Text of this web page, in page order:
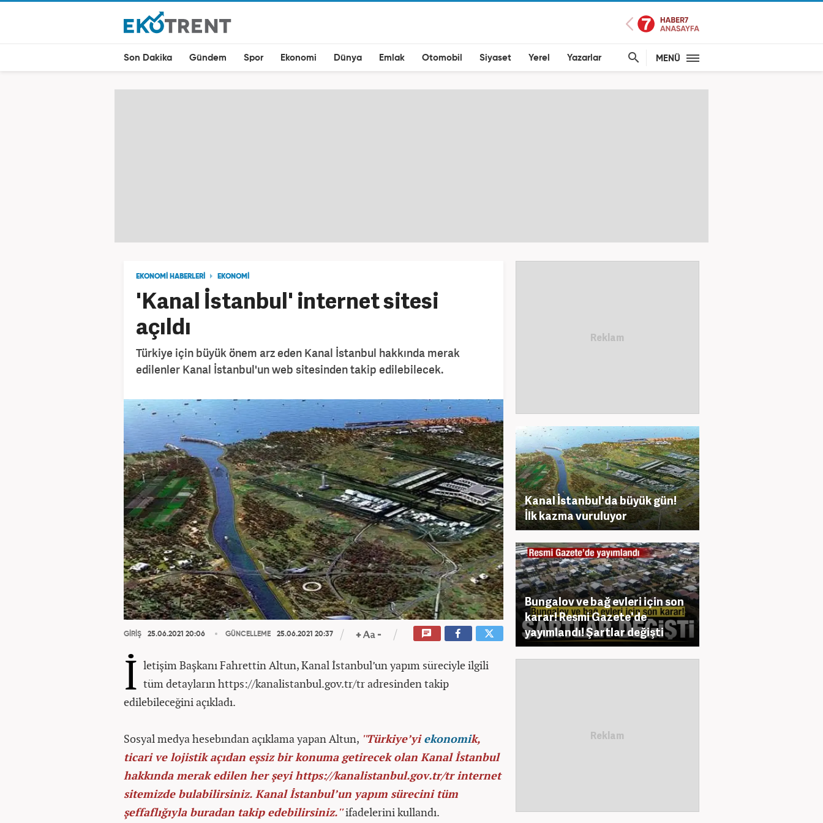
Son Dakika Gündem Spor Ekonomi Dünya Emlak Otomobil Siyaset Yerel Yazarlar MENÜ
EKONOMİ HABERLERİ EKONOMİ
'Kanal İstanbul' internet sitesi
açıldı
Türkiye için büyük önem arz eden Kanal İstanbul hakkında merak
edilenler Kanal İstanbul'un web sitesinden takip edilebilecek.
GİRİŞ 25.06.2021 20:06 GÜNCELLEME 25.06.2021 20:37
İ letişim Başkanı Fahrettin Altun, Kanal İstanbul’un yapım süreciyle ilgili
tüm detayların https://kanalistanbul.gov.tr/tr adresinden takip
edilebileceğini açıkladı.
Sosyal medya hesebından açıklama yapan Altun, ''Türkiye’yiekonomik,
ticari ve lojistik açıdan eşsiz bir konuma getirecek olan Kanal İstanbul
hakkında merak edilen her şeyi https://kanalistanbul.gov.tr/tr internet
sitemizde bulabilirsiniz. Kanal İstanbul’un yapım sürecini tüm
şeffaflığıyla buradan takip edebilirsiniz.''ifadelerini kullandı.
Kanal İstanbul'da büyük gün!
İlk kazma vuruluyor
Bungalov ve bağ evleri için son
karar! Resmi Gazete'de
yayımlandı! Şartlar değişti